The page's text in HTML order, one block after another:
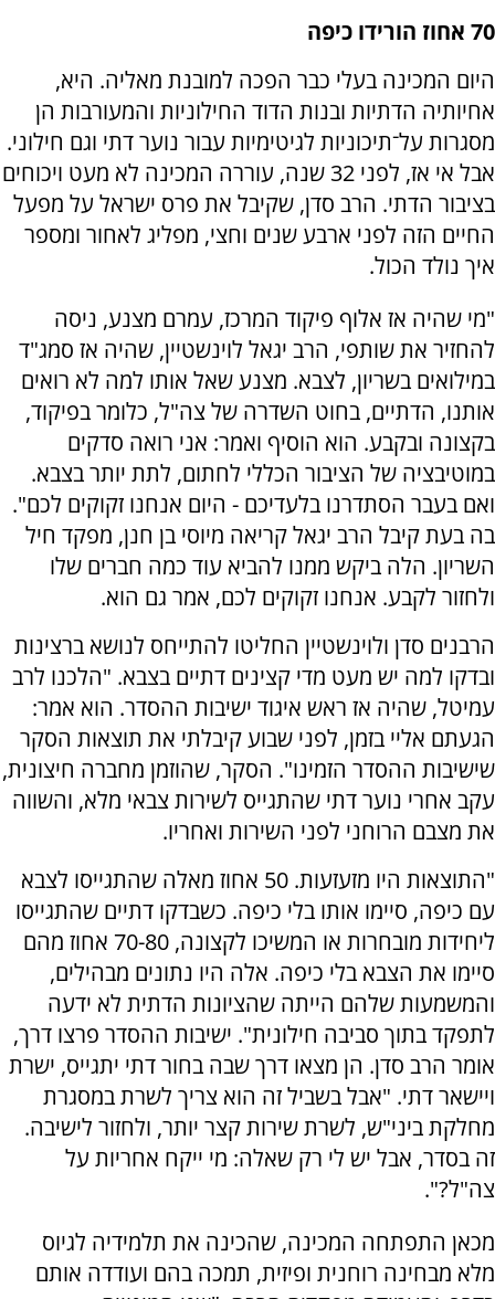
70 אחוז הורידו כיפה
היום המכינה בעלי כבר הפכה למובנת מאליה. היא,
אחיותיה הדתיות ובנות הדוד החילוניות והמעורבות הן
מסגרות על־תיכוניות לגיטימיות עבור נוער דתי וגם חילוני.
אבל אי אז, לפני 32 שנה, עוררה המכינה לא מעט ויכוחים
בציבור הדתי. הרב סדן, שקיבל את פרס ישראל על מפעל
החיים הזה לפני ארבע שנים וחצי, מפליג לאחור ומספר
איך נולד הכול.
"מי שהיה אז אלוף פיקוד המרכז, עמרם מצנע, ניסה
להחזיר את שותפי, הרב יגאל לוינשטיין, שהיה אז סמג"ד
במילואים בשריון, לצבא. מצנע שאל אותו למה לא רואים
אותנו, הדתיים, בחוט השדרה של צה"ל, כלומר בפיקוד,
בקצונה ובקבע. הוא הוסיף ואמר: אני רואה סדקים
במוטיבציה של הציבור הכללי לחתום, לתת יותר בצבא.
ואם בעבר הסתדרנו בלעדיכם - היום אנחנו זקוקים לכם".
בה בעת קיבל הרב יגאל קריאה מיוסי בן חנן, מפקד חיל
השריון. הלה ביקש ממנו להביא עוד כמה חברים שלו
ולחזור לקבע. אנחנו זקוקים לכם, אמר גם הוא.
הרבנים סדן ולוינשטיין החליטו להתייחס לנושא ברצינות
ובדקו למה יש מעט מדי קצינים דתיים בצבא. "הלכנו לרב
עמיטל, שהיה אז ראש איגוד ישיבות ההסדר. הוא אמר:
הגעתם אליי בזמן, לפני שבוע קיבלתי את תוצאות הסקר
שישיבות ההסדר הזמינו". הסקר, שהוזמן מחברה חיצונית,
עקב אחרי נוער דתי שהתגייס לשירות צבאי מלא, והשווה
את מצבם הרוחני לפני השירות ואחריו.
"התוצאות היו מזעזעות. 50 אחוז מאלה שהתגייסו לצבא
עם כיפה, סיימו אותו בלי כיפה. כשבדקו דתיים שהתגייסו
ליחידות מובחרות או המשיכו לקצונה, 70-­80 אחוז מהם
סיימו את הצבא בלי כיפה. אלה היו נתונים מבהילים,
והמשמעות שלהם הייתה שהציונות הדתית לא ידעה
לתפקד בתוך סביבה חילונית". ישיבות ההסדר פרצו דרך,
אומר הרב סדן. הן מצאו דרך שבה בחור דתי יתגייס, ישרת
ויישאר דתי. "אבל בשביל זה הוא צריך לשרת במסגרת
מחלקת ביני"ש, לשרת שירות קצר יותר, ולחזור לישיבה.
זה בסדר, אבל יש לי רק שאלה: מי ייקח אחריות על
צה"ל?".
מכאן התפתחה המכינה, שהכינה את תלמידיה לגיוס
מלא מבחינה רוחנית ופיזית, תמכה בהם ועודדה אותם